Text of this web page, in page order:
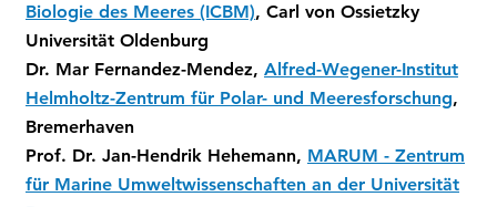
Biologie des Meeres (ICBM), Carl von Ossietzky
Universität Oldenburg
Dr. Mar Fernandez-Mendez, Alfred-Wegener-Institut
Helmholtz-Zentrum für Polar- und Meeresforschung,
Bremerhaven
Prof. Dr. Jan-Hendrik Hehemann, MARUM - Zentrum
für Marine Umweltwissenschaften an der Universität